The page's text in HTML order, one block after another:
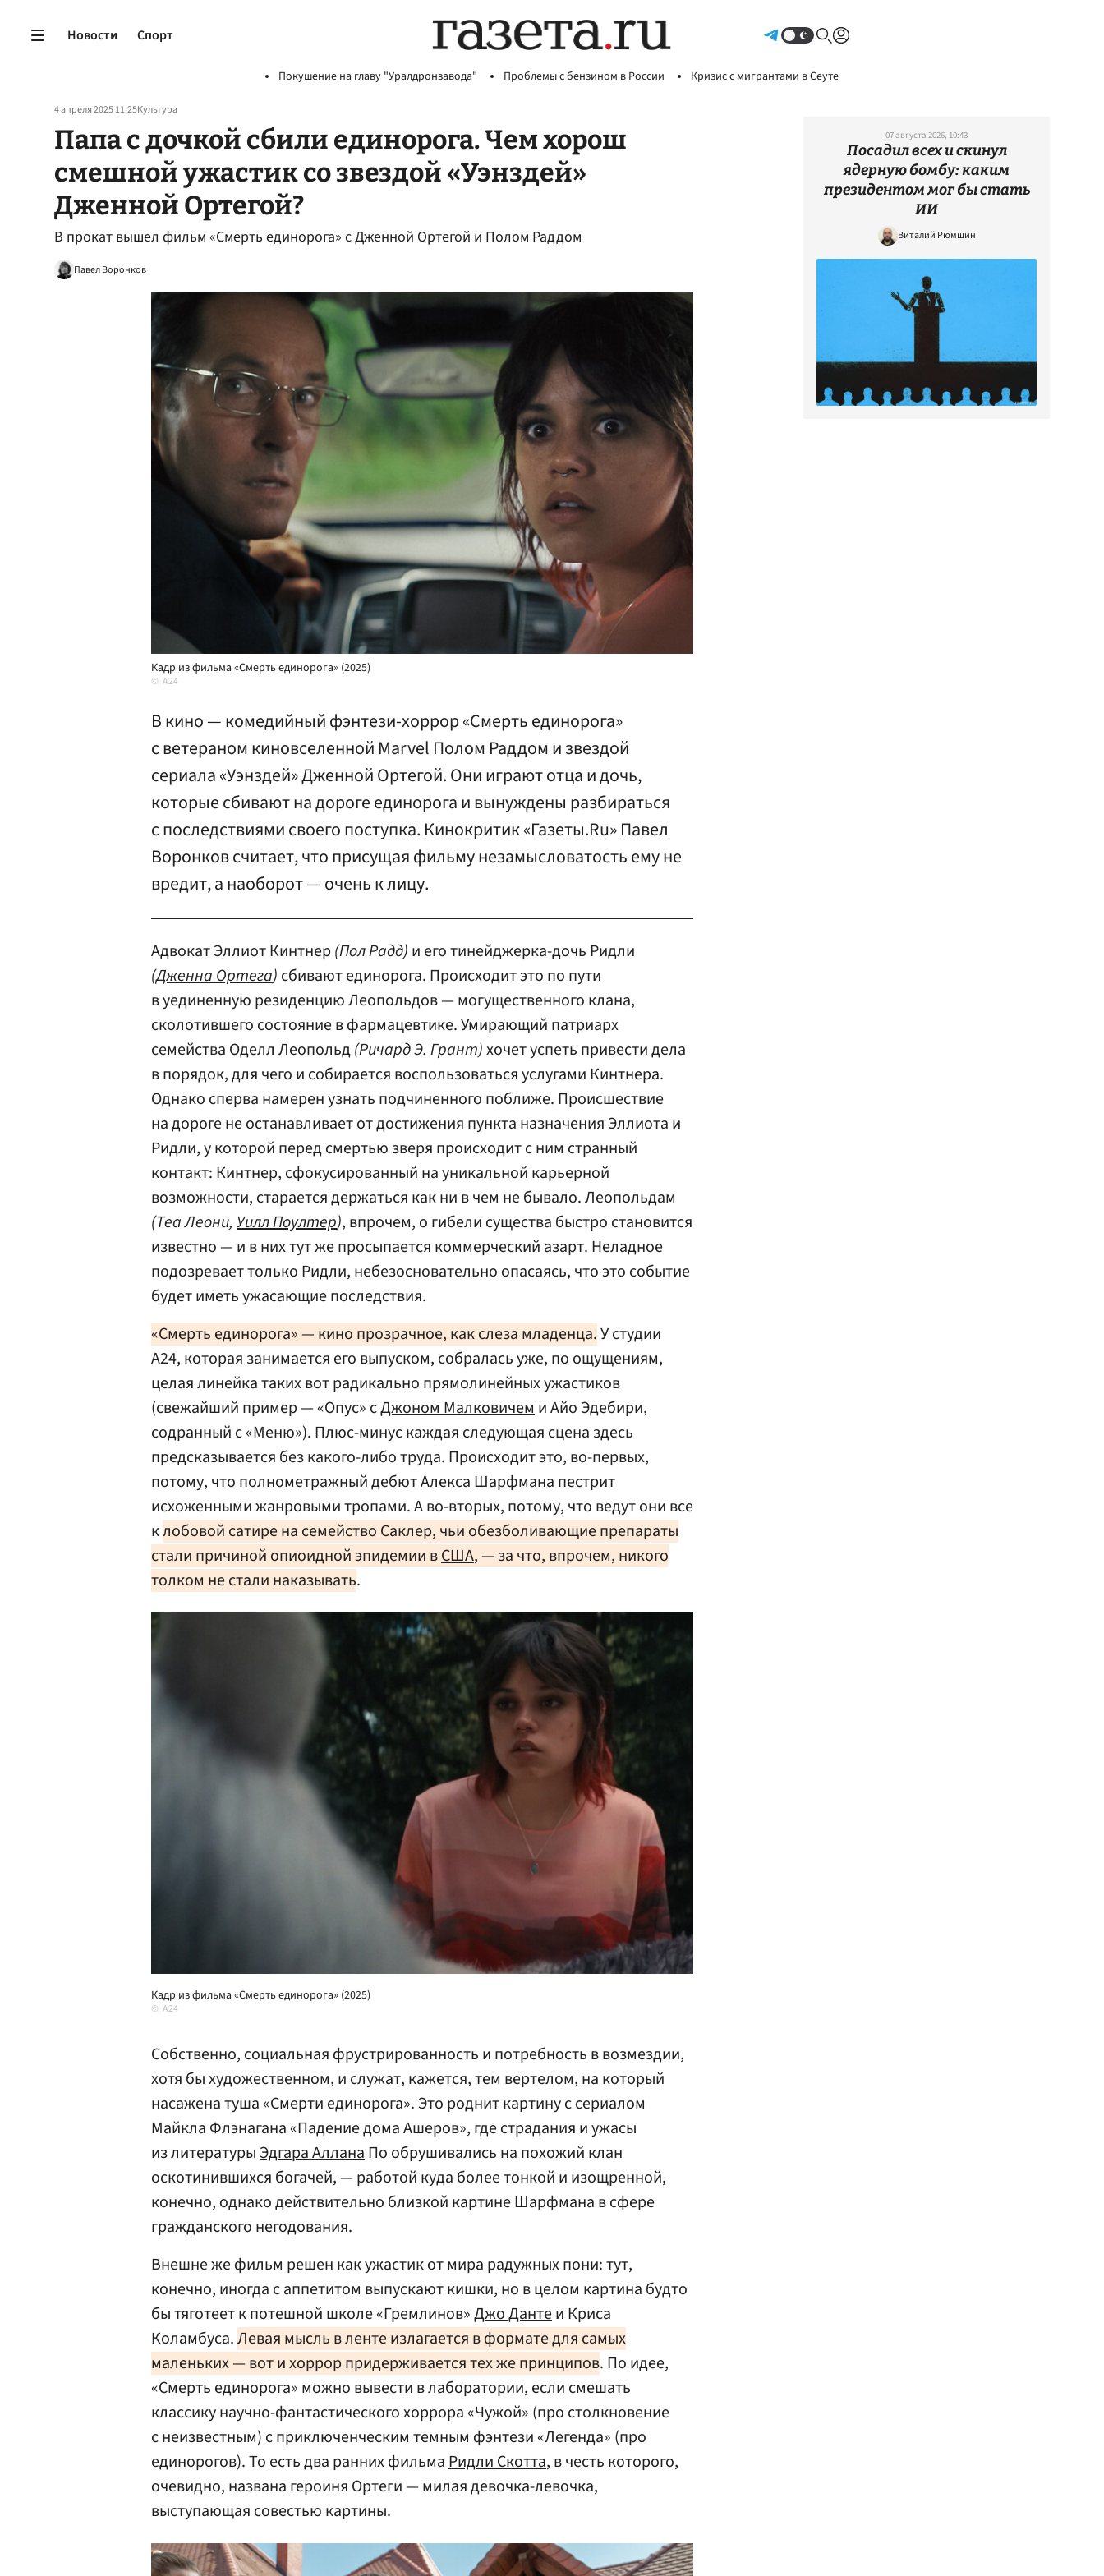
Новости Спорт
Покушение на главу "Уралдронзавода" Проблемы с бензином в России Кризис с мигрантами в Сеуте
4 апреля 2025 11:25Культура
Папа с дочкой сбили единорога. Чем хорош
смешной ужастик со звездой «Уэнздей»
Дженной Ортегой?
В прокат вышел фильм «Смерть единорога» с Дженной Ортегой и Полом Раддом
Павел Воронков
Кадр из фильма «Смерть единорога» (2025)
A24
В кино — комедийный фэнтези-хоррор «Смерть единорога»
с ветераном киновселенной Marvel Полом Раддом и звездой
сериала «Уэнздей» Дженной Ортегой. Они играют отца и дочь,
которые сбивают на дороге единорога и вынуждены разбираться
с последствиями своего поступка. Кинокритик «Газеты.Ru» Павел
Воронков считает, что присущая фильму незамысловатость ему не
вредит, а наоборот — очень к лицу.
Адвокат Эллиот Кинтнер (Пол Радд) и его тинейджерка-дочь Ридли
(Дженна Ортега) сбивают единорога. Происходит это по пути
в уединенную резиденцию Леопольдов — могущественного клана,
сколотившего состояние в фармацевтике. Умирающий патриарх
семейства Оделл Леопольд(Ричард Э. Грант)хочет успеть привести дела
в порядок, для чего и собирается воспользоваться услугами Кинтнера.
Однако сперва намерен узнать подчиненного поближе. Происшествие
на дороге не останавливает от достижения пункта назначения Эллиота и
Ридли, у которой перед смертью зверя происходит с ним странный
контакт: Кинтнер, сфокусированный на уникальной карьерной
возможности, старается держаться как ни в чем не бывало. Леопольдам
(Теа Леони, Уилл Поултер), впрочем, о гибели существа быстро становится
известно — и в них тут же просыпается коммерческий азарт. Неладное
подозревает только Ридли, небезосновательно опасаясь, что это событие
будет иметь ужасающие последствия.
«Смерть единорога» — кино прозрачное, как слеза младенца.У студии
A24, которая занимается его выпуском, собралась уже, по ощущениям,
целая линейка таких вот радикально прямолинейных ужастиков
(свежайший пример — «Опус» сДжоном Малковичеми Айо Эдебири,
содранный с «Меню»). Плюс-минус каждая следующая сцена здесь
предсказывается без какого-либо труда. Происходит это, во-первых,
потому, что полнометражный дебют Алекса Шарфмана пестрит
исхоженными жанровыми тропами. А во-вторых, потому, что ведут они все
клобовой сатире на семейство Саклер, чьи обезболивающие препараты
стали причиной опиоидной эпидемии вСША, — за что, впрочем, никого
толком не стали наказывать.
Кадр из фильма «Смерть единорога» (2025)
A24
Собственно, социальная фрустрированность и потребность в возмездии,
хотя бы художественном, и служат, кажется, тем вертелом, на который
насажена туша «Смерти единорога». Это роднит картину с сериалом
Майкла Флэнагана «Падение дома Ашеров», где страдания и ужасы
из литературыЭдгара АлланаПо обрушивались на похожий клан
оскотинившихся богачей, — работой куда более тонкой и изощренной,
конечно, однако действительно близкой картине Шарфмана в сфере
гражданского негодования.
Внешне же фильм решен как ужастик от мира радужных пони: тут,
конечно, иногда с аппетитом выпускают кишки, но в целом картина будто
бы тяготеет к потешной школе «Гремлинов»Джо Дантеи Криса
Коламбуса.Левая мысль в ленте излагается в формате для самых
маленьких — вот и хоррор придерживается тех же принципов. По идее,
«Смерть единорога» можно вывести в лаборатории, если смешать
классику научно-фантастического хоррора «Чужой» (про столкновение
с неизвестным) с приключенческим темным фэнтези «Легенда» (про
единорогов). То есть два ранних фильмаРидли Скотта, в честь которого,
очевидно, названа героиня Ортеги — милая девочка-левочка,
выступающая совестью картины.
07 августа 2026, 10:43
Посадил всех и скинул
ядерную бомбу: каким
президентом мог бы стать
ИИ
Виталий Рюмшин